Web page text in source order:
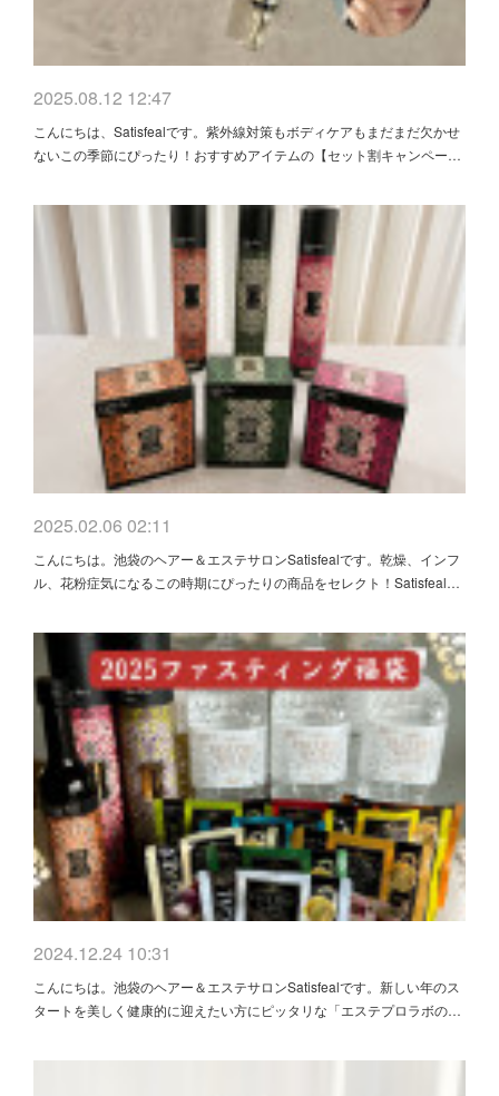
2025.08.12 12:47
こんにちは、Satisfealです。紫外線対策もボディケアもまだまだ欠かせ
ないこの季節にぴったり！おすすめアイテムの【セット割キャンペー…
2025.02.06 02:11
こんにちは。池袋のヘアー＆エステサロンSatisfealです。乾燥、インフ
ル、花粉症気になるこの時期にぴったりの商品をセレクト！Satisfeal…
2024.12.24 10:31
こんにちは。池袋のヘアー＆エステサロンSatisfealです。新しい年のス
タートを美しく健康的に迎えたい方にピッタリな「エステプロラボの…